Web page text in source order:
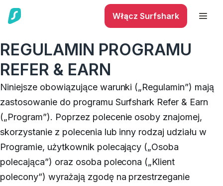
Włącz Surfshark
REGULAMIN PROGRAMU
REFER & EARN
Niniejsze obowiązujące warunki („Regulamin”) mają
zastosowanie do programu Surfshark Refer & Earn
(„Program”). Poprzez polecenie osoby znajomej,
skorzystanie z polecenia lub inny rodzaj udziału w
Programie, użytkownik polecający („Osoba
polecająca”) oraz osoba polecona („Klient
polecony”) wyrażają zgodę na przestrzeganie